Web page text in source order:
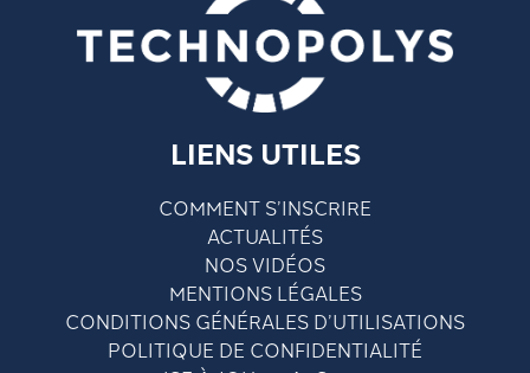
LIENS UTILES
COMMENT S’INSCRIRE
ACTUALITÉS
NOS VIDÉOS
MENTIONS LÉGALES
CONDITIONS GÉNÉRALES D’UTILISATIONS
POLITIQUE DE CONFIDENTIALITÉ